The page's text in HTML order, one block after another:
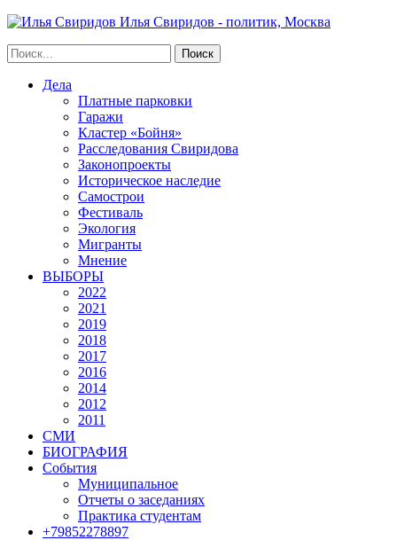
Илья Свиридов - политик, Москва
Дела
Платные парковки
Гаражи
Кластер «Бойня»
Расследования Свиридова
Законопроекты
Историческое наследие
Самострои
Фестиваль
Экология
Мигранты
Мнение
ВЫБОРЫ
2022
2021
2019
2018
2017
2016
2014
2012
2011
СМИ
БИОГРАФИЯ
События
Муниципальное
Отчеты о заседаниях
Практика студентам
+79852278897